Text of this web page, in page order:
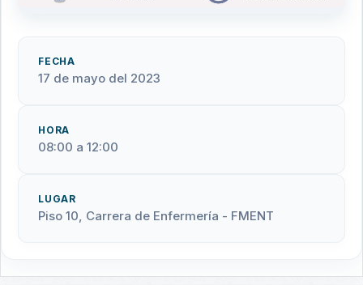
FECHA
17 de mayo del 2023
HORA
08:00 a 12:00
LUGAR
Piso 10, Carrera de Enfermería - FMENT